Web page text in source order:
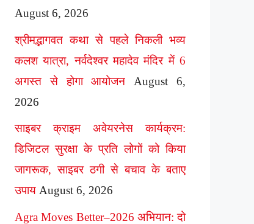
August 6, 2026
श्रीमद्भागवत कथा से पहले निकली भव्य
कलश यात्रा, नर्वदेश्वर महादेव मंदिर में 6
अगस्त से होगा आयोजन
August 6,
2026
साइबर क्राइम अवेयरनेस कार्यक्रम:
डिजिटल सुरक्षा के प्रति लोगों को किया
जागरूक, साइबर ठगी से बचाव के बताए
उपाय August 6, 2026
Agra Moves Better–2026 अभियान: दो